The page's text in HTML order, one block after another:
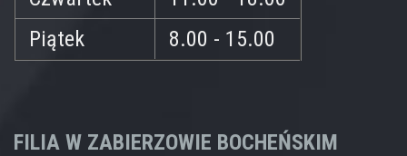
Piątek
8.00 - 15.00
FILIA W ZABIERZOWIE BOCHEŃSKIM